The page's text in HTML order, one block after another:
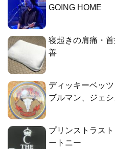
GOING HOME
寝起きの肩痛・
善
ディッキーベッ
ブルマン、ジェシ
プリンストラス
ートニー